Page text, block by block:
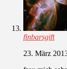
finbarsgift
23. März